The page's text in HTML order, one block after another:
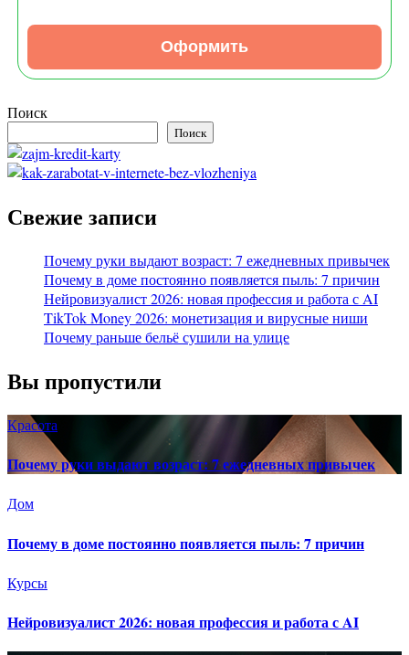
Оформить
Поиск
Поиск
Свежие записи
Почему руки выдают возраст: 7 ежедневных привычек
Почему в доме постоянно появляется пыль: 7 причин
Нейровизуалист 2026: новая профессия и работа с AI
TikTok Money 2026: монетизация и вирусные ниши
Почему раньше бельё сушили на улице
Вы пропустили
Красота
Почему руки выдают возраст: 7 ежедневных привычек
Дом
Почему в доме постоянно появляется пыль: 7 причин
Курсы
Нейровизуалист 2026: новая профессия и работа с AI